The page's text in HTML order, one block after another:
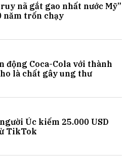
nã gắt gao nhất nước Mỹ”
năm trốn chạy
động Coca-Cola với thành
là chất gây ung thư
Úc kiếm 25.000 USD
TikTok